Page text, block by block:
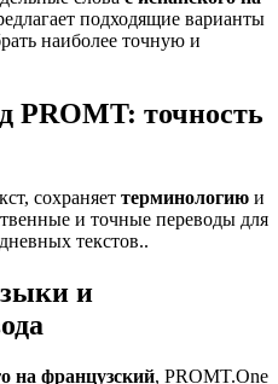
подходящие варианты
наиболее точную и
PROMT: точность
сохраняет терминологию и
и точные переводы для
текстов..
и
на французский, PROMT.One